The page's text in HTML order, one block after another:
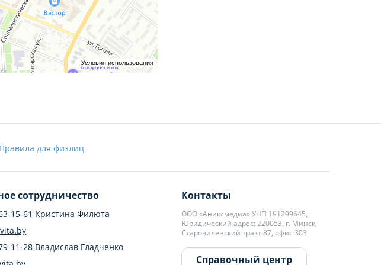
на оказание риэлтерских услуг
Условия использования
Правила для физлиц
сотрудничество
15-61 Кристина Филюта
11-28 Владислав Гладченко
Контакты
ООО «Аниксмедиа» УНП 191299645,
Юридический адрес: 220053, г. Минск,
Старовиленский тракт 87, офис 303
Справочный центр